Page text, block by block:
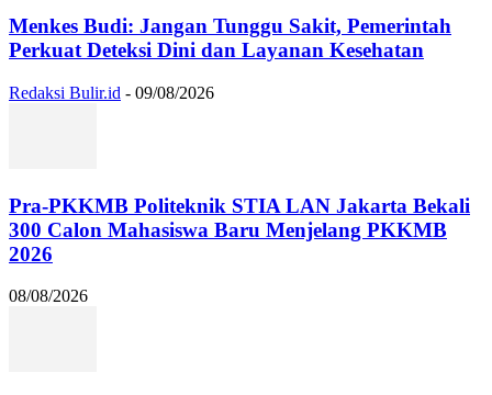
Menkes Budi: Jangan Tunggu Sakit, Pemerintah
Perkuat Deteksi Dini dan Layanan Kesehatan
Redaksi Bulir.id - 09/08/2026
Pra-PKKMB Politeknik STIA LAN Jakarta Bekali
300 Calon Mahasiswa Baru Menjelang PKKMB
2026
08/08/2026